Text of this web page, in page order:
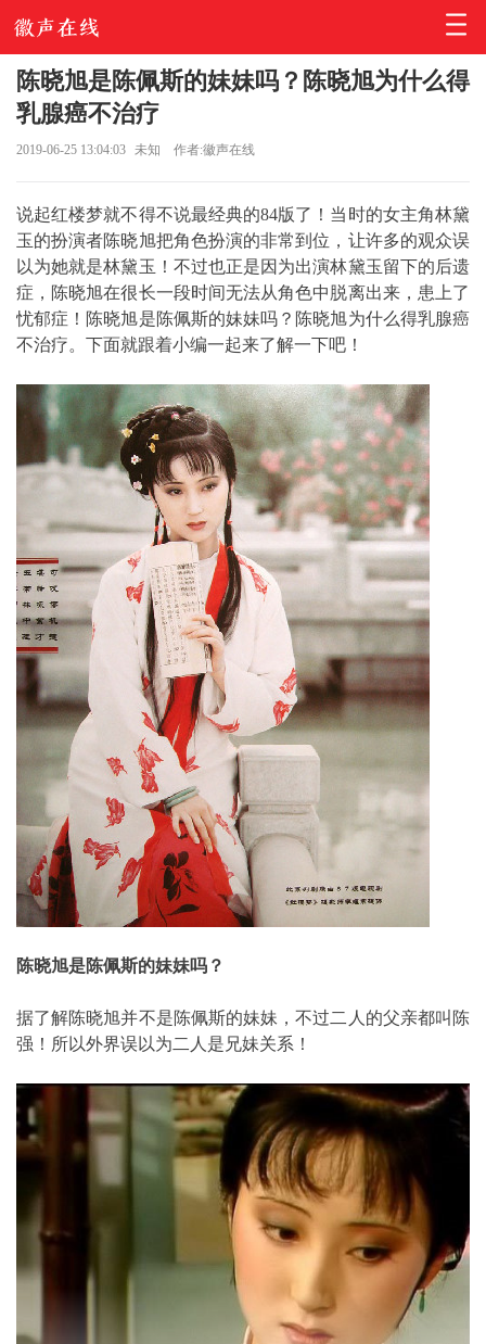
陈晓旭是陈佩斯的妹妹吗？陈晓旭为什么得
乳腺癌不治疗
2019-06-25 13:04:03 未知 作者:徽声在线
说起红楼梦就不得不说最经典的84版了！当时的女主角林黛
玉的扮演者陈晓旭把角色扮演的非常到位，让许多的观众误
以为她就是林黛玉！不过也正是因为出演林黛玉留下的后遗
症，陈晓旭在很长一段时间无法从角色中脱离出来，患上了
忧郁症！陈晓旭是陈佩斯的妹妹吗？陈晓旭为什么得乳腺癌
不治疗。下面就跟着小编一起来了解一下吧！
陈晓旭是陈佩斯的妹妹吗？
据了解陈晓旭并不是陈佩斯的妹妹，不过二人的父亲都叫陈
强！所以外界误以为二人是兄妹关系！